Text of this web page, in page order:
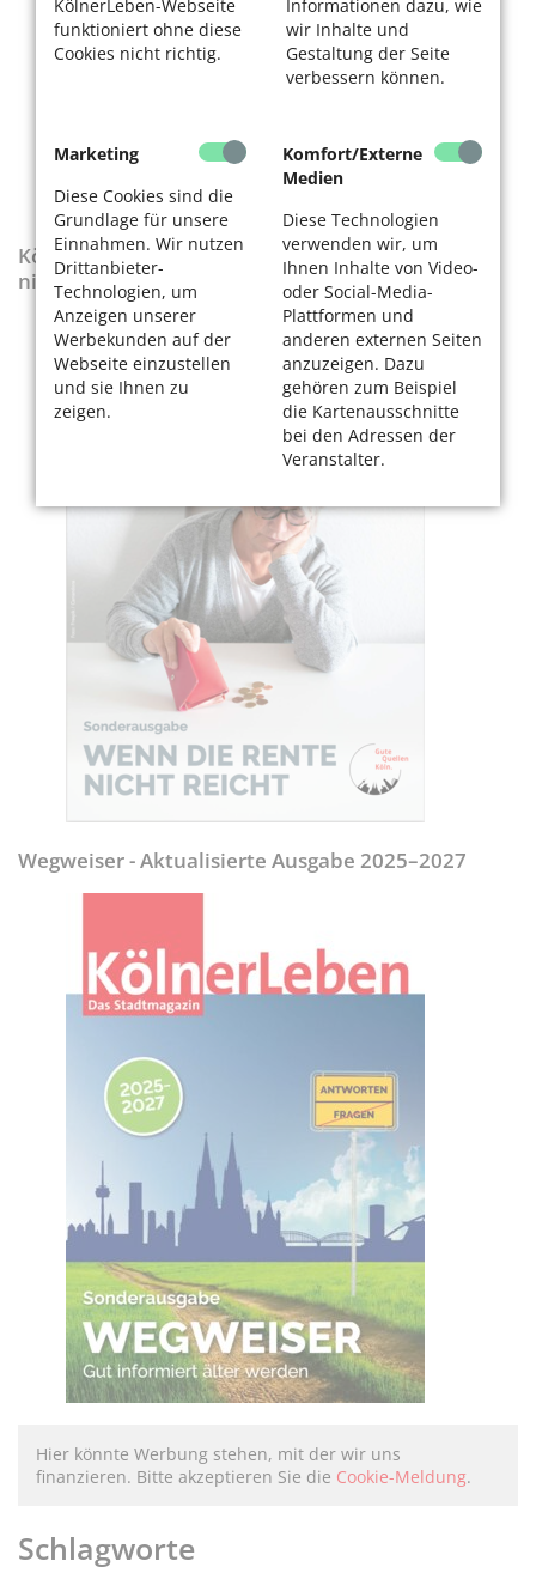
KölnerLeben-Webseite
funktioniert ohne diese
Cookies nicht richtig.
Informationen dazu, wie
wir Inhalte und
Gestaltung der Seite
verbessern können.
Marketing
Diese Cookies sind die
Grundlage für unsere
Einnahmen. Wir nutzen
Drittanbieter-
Technologien, um
Anzeigen unserer
Werbekunden auf der
Webseite einzustellen
und sie Ihnen zu
zeigen.
Komfort/Externe
Medien
Diese Technologien
verwenden wir, um
Ihnen Inhalte von Video-
oder Social-Media-
Plattformen und
anderen externen Seiten
anzuzeigen. Dazu
gehören zum Beispiel
die Kartenausschnitte
bei den Adressen der
Veranstalter.
KölnerLeben-Sonderausgabe „Wenn die Rente
nicht reicht“
Wegweiser - Aktualisierte Ausgabe 2025–2027
Hier könnte Werbung stehen, mit der wir uns
finanzieren. Bitte akzeptieren Sie die Cookie-Meldung.
Schlagworte